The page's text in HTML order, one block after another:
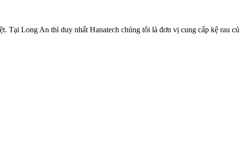
Tại Long An thì duy nhất Hanatech chúng tôi là đơn vị cung cấp kệ rau củ